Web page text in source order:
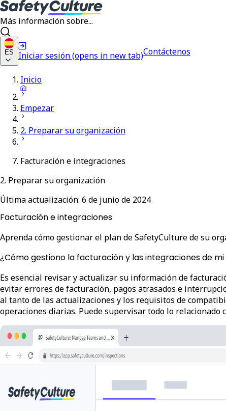
Más información sobre...
ES Iniciar sesión(opens in new tab)Contáctenos
Inicio
Empezar
2. Preparar su organización
Facturación e integraciones
2. Preparar su organización
Última actualización: 6 de junio de 2024
Facturación e integraciones
Aprenda cómo gestionar el plan de SafetyCulture de su
¿Cómo gestiono la facturación y las integraciones de
Es esencial revisar y actualizar su información de
evitar errores de facturación, pagos atrasados e
al tanto de las actualizaciones y los requisitos de
operaciones diarias. Puede supervisar todo lo